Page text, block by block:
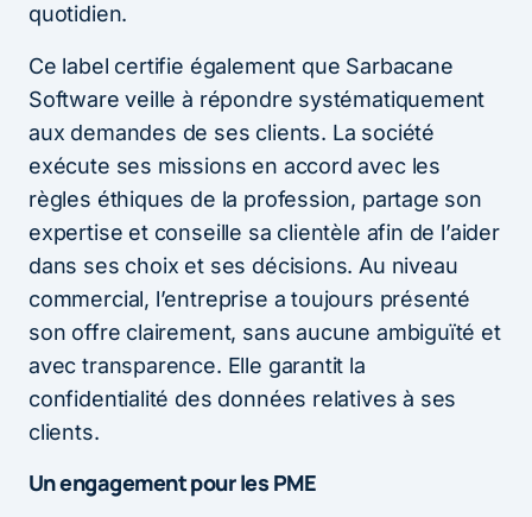
quotidien.
Ce label certifie également que Sarbacane
Software veille à répondre systématiquement
aux demandes de ses clients. La société
exécute ses missions en accord avec les
règles éthiques de la profession, partage son
expertise et conseille sa clientèle afin de l’aider
dans ses choix et ses décisions. Au niveau
commercial, l’entreprise a toujours présenté
son offre clairement, sans aucune ambiguïté et
avec transparence. Elle garantit la
confidentialité des données relatives à ses
clients.
Un engagement pour les PME